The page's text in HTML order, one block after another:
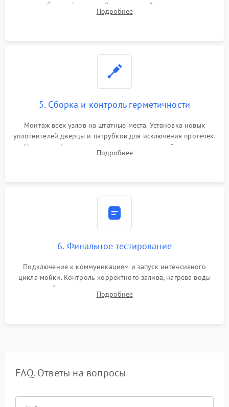
патрубках и фильтрах. Компонентный ремонт платы
управления, восстановление поврежденной проводки.
Подробнее
5. Сборка и контроль герметичности
Монтаж всех узлов на штатные места. Установка новых
уплотнителей дверцы и патрубков для исключения протечек.
Надежная фиксация хомутов гидравлической системы,
сборка корпуса и установка датчика поплавка.
Подробнее
6. Финальное тестирование
Подключение к коммуникациям и запуск интенсивного
цикла мойки. Контроль корректного залива, нагрева воды
до нужной температуры, отсутствия посторонних шумов,
штатного слива и абсолютной сухости в поддоне.
Подробнее
FAQ. Ответы на вопросы